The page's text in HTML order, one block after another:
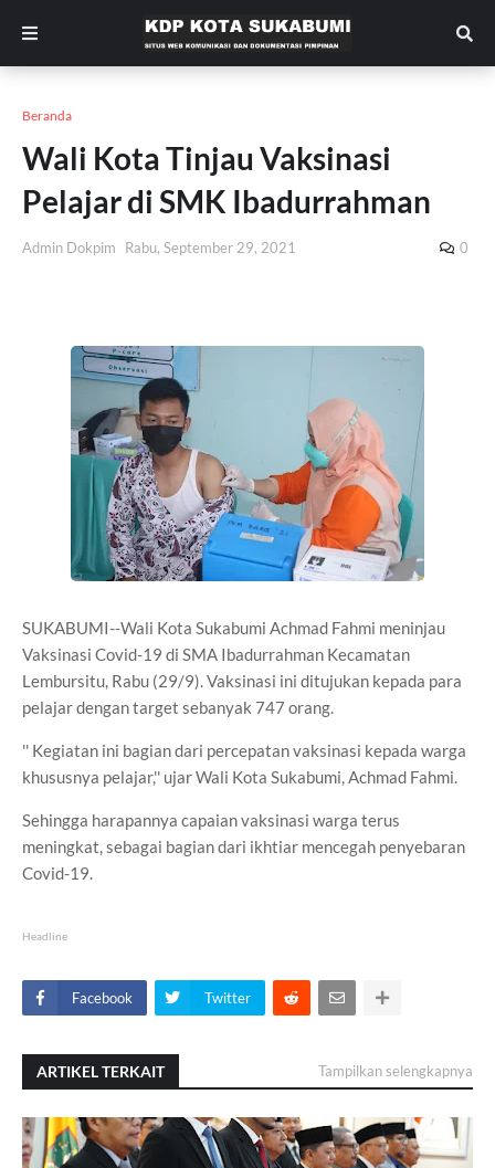
Beranda
Wali Kota Tinjau Vaksinasi
Pelajar di SMK Ibadurrahman
Admin Dokpim Rabu, September 29, 2021 0
SUKABUMI--Wali Kota Sukabumi Achmad Fahmi meninjau
Vaksinasi Covid-19 di SMA Ibadurrahman Kecamatan
Lembursitu, Rabu (29/9). Vaksinasi ini ditujukan kepada para
pelajar dengan target sebanyak 747 orang.
'' Kegiatan ini bagian dari percepatan vaksinasi kepada warga
khususnya pelajar,'' ujar Wali Kota Sukabumi, Achmad Fahmi.
Sehingga harapannya capaian vaksinasi warga terus
meningkat, sebagai bagian dari ikhtiar mencegah penyebaran
Covid-19.
Headline
Facebook Twitter
ARTIKEL TERKAIT Tampilkan selengkapnya